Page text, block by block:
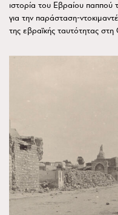
ιστορία του Εβραίου παππού
για την παράσταση-
της εβραϊκής ταυτότητας